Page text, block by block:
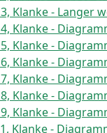
Klanke - Langer
Klanke -
Klanke -
Klanke -
Klanke -
Klanke -
Klanke -
Klanke -